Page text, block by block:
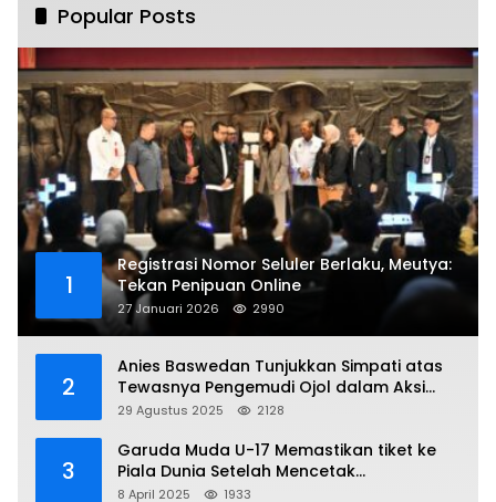
Popular Posts
1
Registrasi Nomor Seluler Berlaku, Meutya:
Tekan Penipuan Online
27 Januari 2026 2990
2
Anies Baswedan Tunjukkan Simpati atas
Tewasnya Pengemudi Ojol dalam Aksi
Demo
29 Agustus 2025 2128
3
Garuda Muda U-17 Memastikan tiket ke
Piala Dunia Setelah Mencetak
Kemenangan Gemilang atas Yaman 4-1 di
8 April 2025 1933